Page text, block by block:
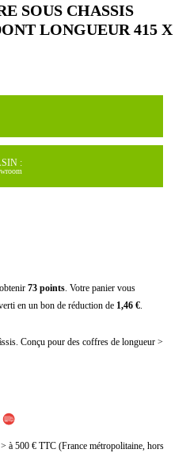
SOUS CHASSIS
LONGUEUR 415 X
:
73 points. Votre panier vous
en un bon de réduction de 1,46 €.
Conçu pour des coffres de longueur >
à 500 € TTC (France métropolitaine, hors